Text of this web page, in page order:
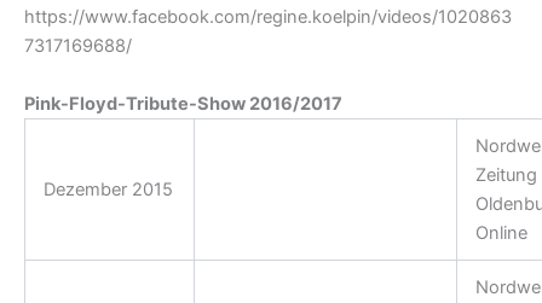
https://www.facebook.com/regine.koelpin/videos/1020863
7317169688/
Pink-Floyd-Tribute-Show 2016/2017
Dezember 2015
Zeitung
Online